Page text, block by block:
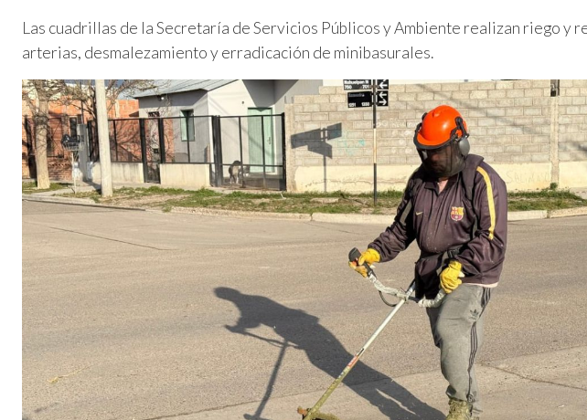
Las cuadrillas de la Secretaría de Servicios Públicos y Ambiente realizan riego y
arterias, desmalezamiento y erradicación de minibasurales.